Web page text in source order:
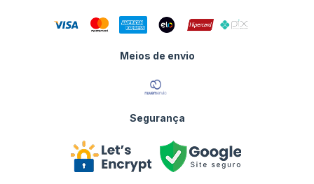
Meios de envio
Segurança